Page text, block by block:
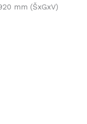
mm (ŠxGxV)